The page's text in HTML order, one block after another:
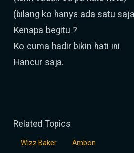
(bilang ko hanya ada satu
Kenapa begitu ?
Ko cuma hadir bikin hati ini
Hancur saja.
Related Topics
Wizz Baker Ambon